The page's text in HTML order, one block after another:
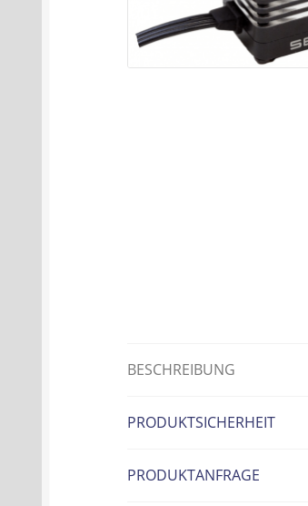
BESCHREIBUNG
PRODUKTSICHERHEIT
PRODUKTANFRAGE